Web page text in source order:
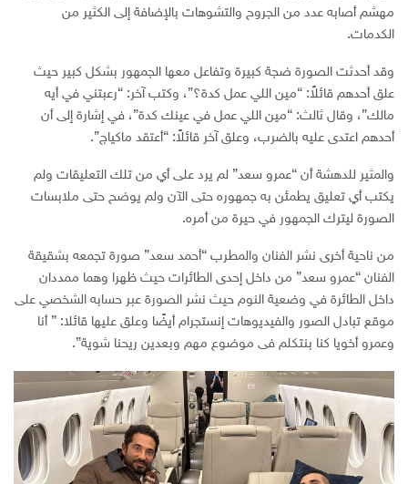
مهشم أصابه عدد من الجروح والتشوهات بالإضافة إلى الكثير من
الكدمات.
وقد أحدثت الصورة ضجة كبيرة وتفاعل معها الجمهور بشكل كبير حيث
علق أحدهم قائلاً: “مين اللي عمل كدة؟”، وكتب آخر: “رعبتني في أيه
مالك”، وقال ثالث: “مين اللي عمل في عينك كدة”، في إشارة إلى أن
أحدهم اعتدى عليه بالضرب، وعلق آخر قائلاً: “أعتقد ماكياج”.
والمثير للدهشة أن “عمرو سعد” لم يرد على أي من تلك التعليقات ولم
يكتب أي تعليق يطمئن به جمهوره حتى الآن ولم يوضح حتى ملابسات
الصورة ليترك الجمهور في حيرة من أمره.
من ناحية أخرى نشر الفنان والمطرب “أحمد سعد” صورة تجمعه بشقيقة
الفنان “عمرو سعد” من داخل إحدى الطائرات حيث ظهرا وهما ممددان
داخل الطائرة في وضعية النوم حيث نشر الصورة عبر حسابه الشخصي على
موقع تبادل الصور والفيديوهات إنستجرام أيضًا وعلق عليها قائلا: ” أنا
وعمرو أخويا كنا بنتكلم فى موضوع مهم وبعدين ريحنا شوية”.